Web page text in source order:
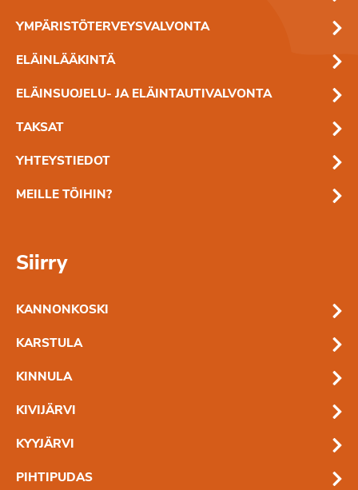
YMPÄRISTÖTERVEYSVALVONTA
ELÄINLÄÄKINTÄ
ELÄINSUOJELU- JA ELÄINTAUTIVALVONTA
TAKSAT
YHTEYSTIEDOT
MEILLE TÖIHIN?
Siirry
KANNONKOSKI
KARSTULA
KINNULA
KIVIJÄRVI
KYYJÄRVI
PIHTIPUDAS